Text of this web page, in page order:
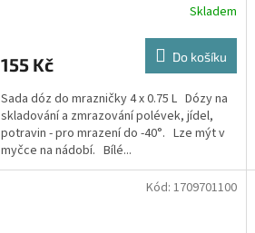
Skladem
155 Kč Do košíku
Sada dóz do mrazničky 4 x 0.75 L Dózy na
skladování a zmrazování polévek, jídel,
potravin - pro mrazení do -40°. Lze mýt v
myčce na nádobí. Bílé...
Kód: 1709701100